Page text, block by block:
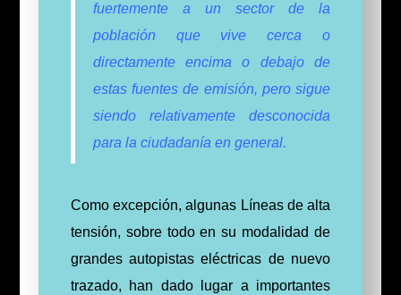
fuertemente a un sector de la
población que vive cerca o
directamente encima o debajo de
estas fuentes de emisión, pero sigue
siendo relativamente desconocida
para la ciudadanía en general.
Como excepción, algunas Líneas de alta
tensión, sobre todo en su modalidad de
grandes autopistas eléctricas de nuevo
trazado, han dado lugar a importantes